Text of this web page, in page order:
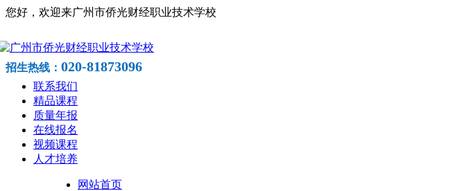
您好，欢迎来广州市侨光财经职业技术学校
招生热线： 020-81873096
联系我们
精品课程
质量年报
在线报名
视频课程
人才培养
网站首页